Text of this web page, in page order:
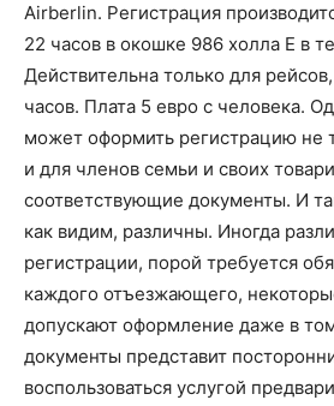
Airberlin. Регистрация
22 часов в окошке 986 холла E в
Действительна только для
часов. Плата 5 евро с человека.
может оформить регистрацию не
и для членов семьи и своих
соответствующие документы. И
как видим, различны. Иногда
регистрации, порой требуется
каждого отъезжающего,
допускают оформление даже в
документы представит
воспользоваться услугой